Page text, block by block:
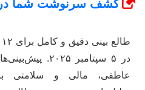
در ۵ سپتامبر ۲۰۲۵.
عاطفی، مالی و سلامتی